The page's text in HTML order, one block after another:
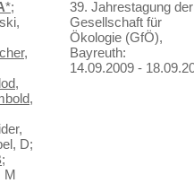
*;
D;
;
M
39. Jahrestagung der
Gesellschaft für
Ökologie (GfÖ),
Bayreuth:
14.09.2009 -